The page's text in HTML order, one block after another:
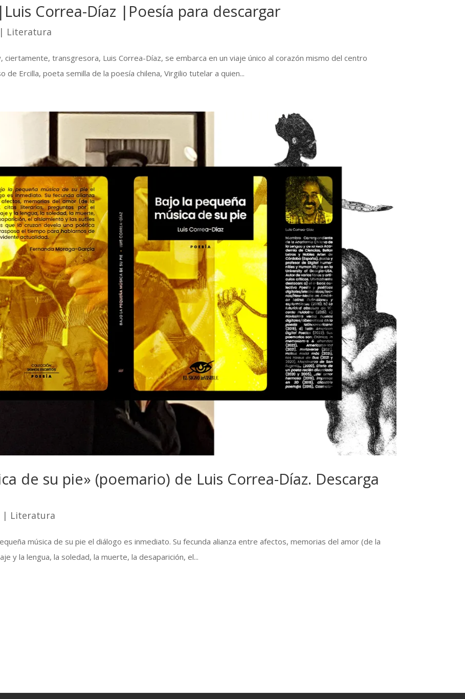
Correa-Díaz |Poesía para descargar
Literatura
transgresora, Luis Correa-Díaz, se embarca en un viaje único al corazón mismo del centro
de Ercilla, poeta semilla de la poesía chilena, Virgilio tutelar a quien...
de su pie» (poemario) de Luis Correa-Díaz. Descarga
| Literatura
música de su pie el diálogo es inmediato. Su fecunda alianza entre afectos, memorias del amor (de la
y la lengua, la soledad, la muerte, la desaparición, el...